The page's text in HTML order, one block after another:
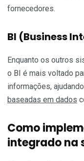
fornecedores.
BI (Business
Enquanto os outros
o BI é mais voltado
informações,
baseadas em dados
Como
integrado na